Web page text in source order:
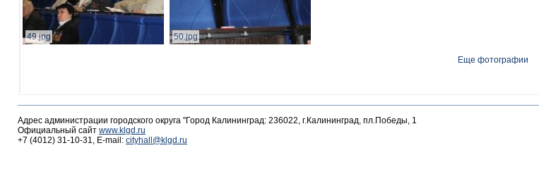
49.jpg 50.jpg
Еще фотографии
Адрес администрации городского округа "Город Калининград: 236022, г.Калининград, пл.Победы, 1
Официальный сайт www.klgd.ru
+7 (4012) 31-10-31, E-mail: cityhall@klgd.ru